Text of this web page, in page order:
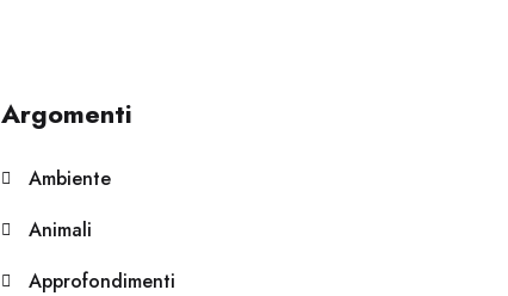
Argomenti
Ambiente
Animali
Approfondimenti